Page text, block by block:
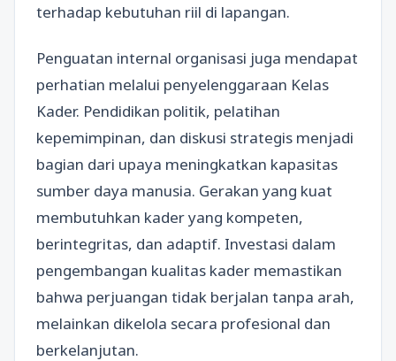
terhadap kebutuhan riil di lapangan.
Penguatan internal organisasi juga mendapat
perhatian melalui penyelenggaraan Kelas
Kader. Pendidikan politik, pelatihan
kepemimpinan, dan diskusi strategis menjadi
bagian dari upaya meningkatkan kapasitas
sumber daya manusia. Gerakan yang kuat
membutuhkan kader yang kompeten,
berintegritas, dan adaptif. Investasi dalam
pengembangan kualitas kader memastikan
bahwa perjuangan tidak berjalan tanpa arah,
melainkan dikelola secara profesional dan
berkelanjutan.